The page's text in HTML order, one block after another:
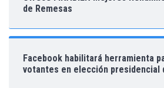
de Remesas
Facebook habilitará herramienta
votantes en elección presidencial